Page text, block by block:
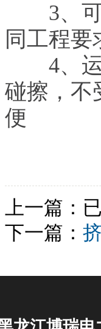
3、可
同工程
4、运
碰擦，不
便
上一篇：
下一篇：